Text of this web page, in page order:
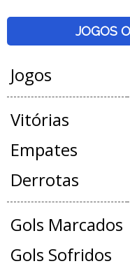
JOGOS
Jogos
Vitórias
Empates
Derrotas
Gols Marcados
Gols Sofridos